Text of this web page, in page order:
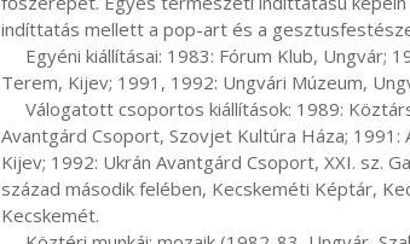
indíttatás mellett a pop-art és a
Terem, Kijev; 1991, 1992: Ungvári Múzeum,
Avantgárd Csoport, Szovjet Kultúra Háza;
Kijev; 1992: Ukrán Avantgárd Csoport, XXI. sz.
század második felében, Kecskeméti Képtár,
Kecskemét.